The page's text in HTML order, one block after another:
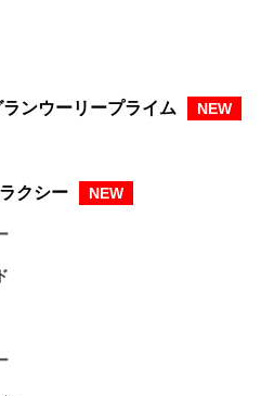
ンウーリープライム
クシー